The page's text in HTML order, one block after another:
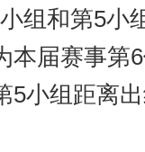
组和第5小
本届赛事第
5小组距离